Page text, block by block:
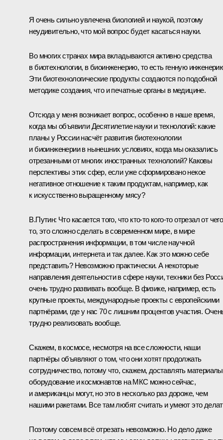
Я очень сильно увлечена биологией и наукой, поэтому
неудивительно, что мой вопрос будет касаться науки.
Во многих странах мира вкладываются активно средства
в биотехнологии, в биоинженерию, то есть генную
Эти биотехнологические продукты создаются по подобной
методике создания, что и печатные органы в медицине.
Отсюда у меня возникает вопрос, особенно в наше время,
когда мы объявили Десятилетие науки и технологий: какие
планы у России насчёт развития биотехнологии
и биоинженерии в нынешних условиях, когда мы оказались
отрезанными от многих иностранных технологий? Каковы
перспективы этих сфер, если уже сформировано некое
негативное отношение к таким продуктам, например, как
к искусственно выращенному мясу?
В.Путин: Что касается того, что кто-то кого-то отрезал от
то, это сложно сделать в современном мире, в мире
распространения информации, в том числе научной
информации, интернета и так далее. Как это можно себе
представить? Невозможно практически. А некоторые
направления деятельности в сфере науки, техники без
очень трудно развивать вообще. В физике, например, есть
крупные проекты, международные проекты с европейскими
партнёрами, где у нас 70 с лишним процентов участия.
трудно реализовать вообще.
Скажем, в космосе, несмотря на все сложности, наши
партнёры объявляют о том, что они хотят продолжать
сотрудничество, потому что, скажем, доставлять
оборудование и космонавтов на МКС можно сейчас,
и американцы могут, но это в несколько раз дороже, чем
нашими ракетами. Все там любят считать и умеют это
Поэтому совсем всё отрезать невозможно. Но дело даже